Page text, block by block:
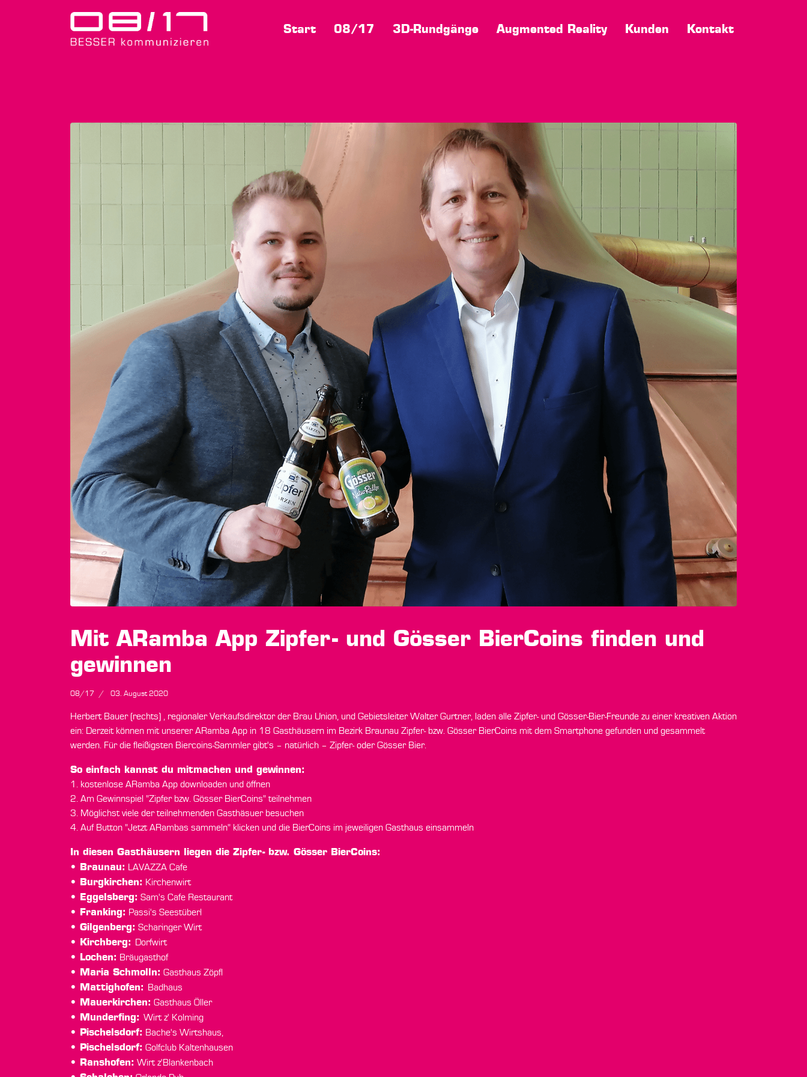
Start 08/17 3D-Rundgänge Augmented Reality Kunden Kontakt
Mit ARamba App Zipfer- und Gösser BierCoins finden und
gewinnen
08/17 03. August 2020
Herbert Bauer (rechts) , regionaler Verkaufsdirektor der Brau Union, und Gebietsleiter Walter Gurtner, laden alle Zipfer- und Gösser-Bier-Freunde zu einer kreativen Aktion
ein: Derzeit können mit unserer ARamba App in 18 Gasthäusern im Bezirk Braunau Zipfer- bzw. Gösser BierCoins mit dem Smartphone gefunden und gesammelt
werden. Für die fleißigsten Biercoins-Sammler gibt's – natürlich – Zipfer- oder Gösser Bier.
So einfach kannst du mitmachen und gewinnen:
1. kostenlose ARamba App downloaden und öffnen
2. Am Gewinnspiel "Zipfer bzw. Gösser BierCoins" teilnehmen
3. Möglichst viele der teilnehmenden Gasthäsuer besuchen
4. Auf Button "Jetzt ARambas sammeln" klicken und die BierCoins im jeweiligen Gasthaus einsammeln
In diesen Gasthäusern liegen die Zipfer- bzw. Gösser BierCoins:
• Braunau: LAVAZZA Cafe
• Burgkirchen: Kirchenwirt
• Eggelsberg: Sam's Cafe Restaurant
• Franking: Passi's Seestüberl
• Gilgenberg: Scharinger Wirt
• Kirchberg: Dorfwirt
• Lochen: Bräugasthof
• Maria Schmolln: Gasthaus Zöpfl
• Mattighofen: Badhaus
• Mauerkirchen: Gasthaus Öller
• Munderfing: Wirt z' Kolming
• Pischelsdorf: Bache's Wirtshaus,
• Pischelsdorf: Golfclub Kaltenhausen
• Ranshofen: Wirt z'Blankenbach